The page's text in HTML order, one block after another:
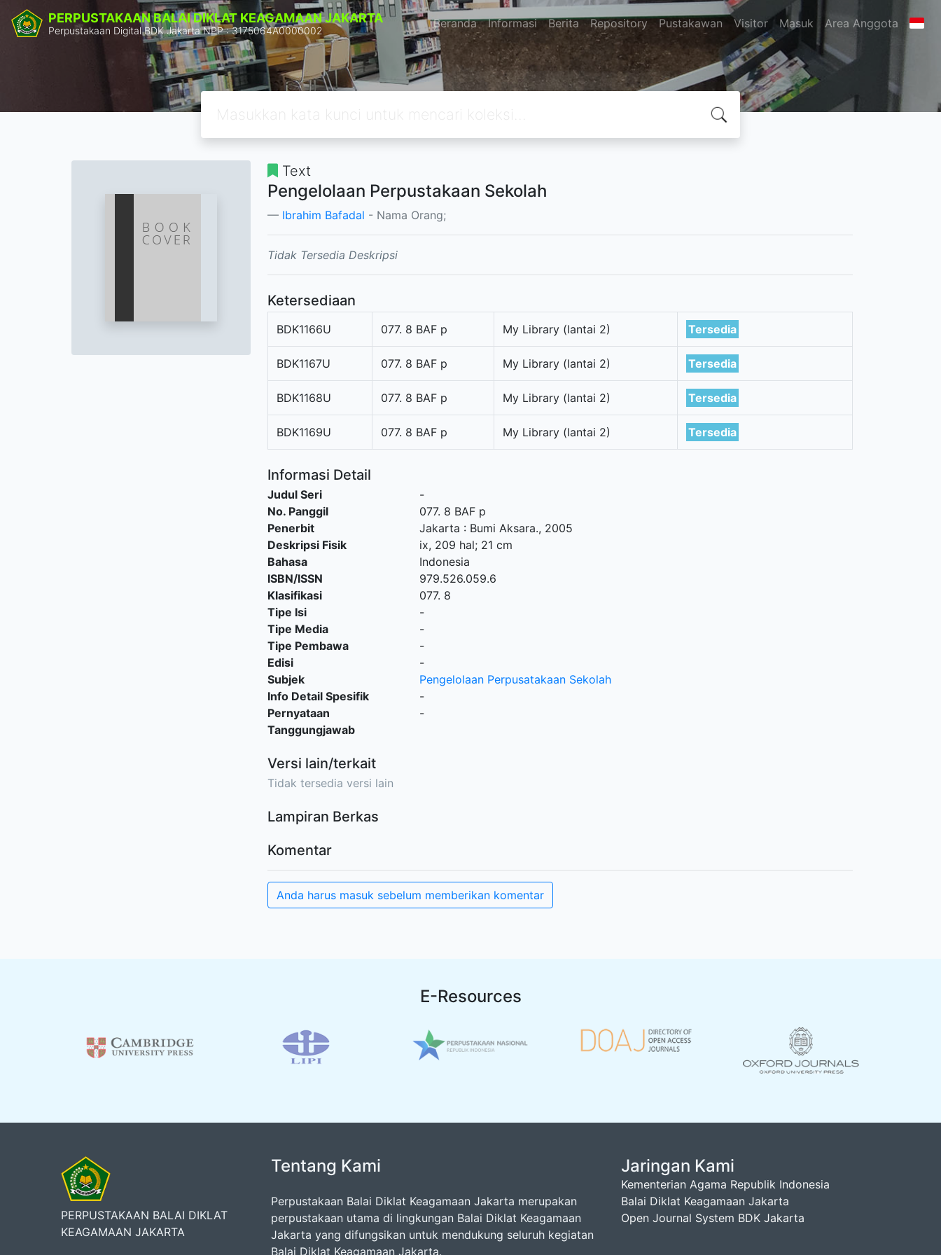
PERPUSTAKAAN BALAI DIKLAT KEAGAMAAN JAKARTA
Perpustakaan Digital BDK Jakarta NPP : 3175064A0000002 Beranda Informasi Berita Repository Pustakawan Visitor Masuk Area Anggota
Text
Pengelolaan Perpustakaan Sekolah
Ibrahim Bafadal - Nama Orang;
Tidak Tersedia Deskripsi
Ketersediaan
BDK1166U 077. 8 BAF p My Library (lantai 2) Tersedia
BDK1167U 077. 8 BAF p My Library (lantai 2) Tersedia
BDK1168U 077. 8 BAF p My Library (lantai 2) Tersedia
BDK1169U 077. 8 BAF p My Library (lantai 2) Tersedia
Informasi Detail
Judul Seri
-
No. Panggil
077. 8 BAF p
Penerbit
Jakarta : Bumi Aksara., 2005
Deskripsi Fisik
ix, 209 hal; 21 cm
Bahasa
Indonesia
ISBN/ISSN
979.526.059.6
Klasifikasi
077. 8
Tipe Isi
-
Tipe Media
-
Tipe Pembawa
-
Edisi
-
Subjek
Pengelolaan Perpusatakaan Sekolah
Info Detail Spesifik
-
Pernyataan
Tanggungjawab
-
Versi lain/terkait
Tidak tersedia versi lain
Lampiran Berkas
Komentar
Anda harus masuk sebelum memberikan komentar
E-Resources
PERPUSTAKAAN BALAI DIKLAT
KEAGAMAAN JAKARTA
Tentang Kami
Perpustakaan Balai Diklat Keagamaan Jakarta merupakan
perpustakaan utama di lingkungan Balai Diklat Keagamaan
Jakarta yang difungsikan untuk mendukung seluruh kegiatan
Balai Diklat Keagamaan Jakarta.
Jaringan Kami
Kementerian Agama Republik Indonesia
Balai Diklat Keagamaan Jakarta
Open Journal System BDK Jakarta